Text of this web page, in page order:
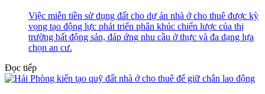
Việc miễn tiền sử dụng đất cho dự án nhà ở cho thuê được kỳ
vọng tạo động lực phát triển phân khúc chiến lược của thị
trường bất động sản, đáp ứng nhu cầu ở thực và đa dạng lựa
chọn an cư.
Đọc tiếp